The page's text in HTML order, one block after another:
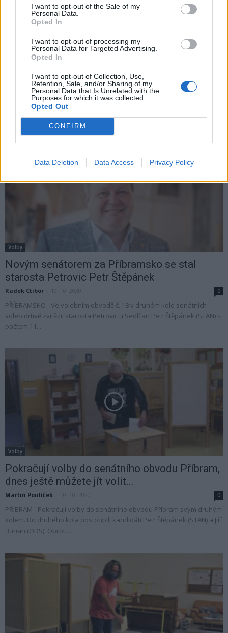
I want to opt-out of the Sale of my
Personal Data.
Opted In
I want to opt-out of processing my
Personal Data for Targeted Advertising.
Opted In
I want to opt-out of Collection, Use,
Retention, Sale, and/or Sharing of my
Personal Data that Is Unrelated with the
Purposes for which it was collected.
Opted Out
CONFIRM
Data Deletion Data Access Privacy Policy
Senátní volby: Senátorem se stal Petr
Štěpánek
Martin Poulíček - 12. 10. 2020
PŘÍBRAM - Senátorem za příbramsko se stal starosta Petrovic Petr
Štěpánek. V naší volební relaci ze studia uvidíte zhodnocení voleb,
krátký vzkaz nového senátora...
Volby
Novým senátorem za Příbramsko se stal
starosta Petrovic Petr Štěpánek
Radek Ctibor 0
PŘÍBRAMSKO - Ve volebním obvodě č. 18 v druhém kole senátních
voleb drtivě zvítězil starosta Petrovic u Sedlčan Petr Štěpánek (STAN) s
počtem 11...
Volby
Pokračují volby do senátního obvodu Příbram,
dnes ještě můžete jít volit...
Martin Poulíček 0
PŘÍBRAM - Pokračují volby do senátního obvodu Příbram svým druhým
kolem. Do druhého kola postoupili kandidáti Petr Štěpánek (STAN) a Jiří
Burian (ODS). Oproti...